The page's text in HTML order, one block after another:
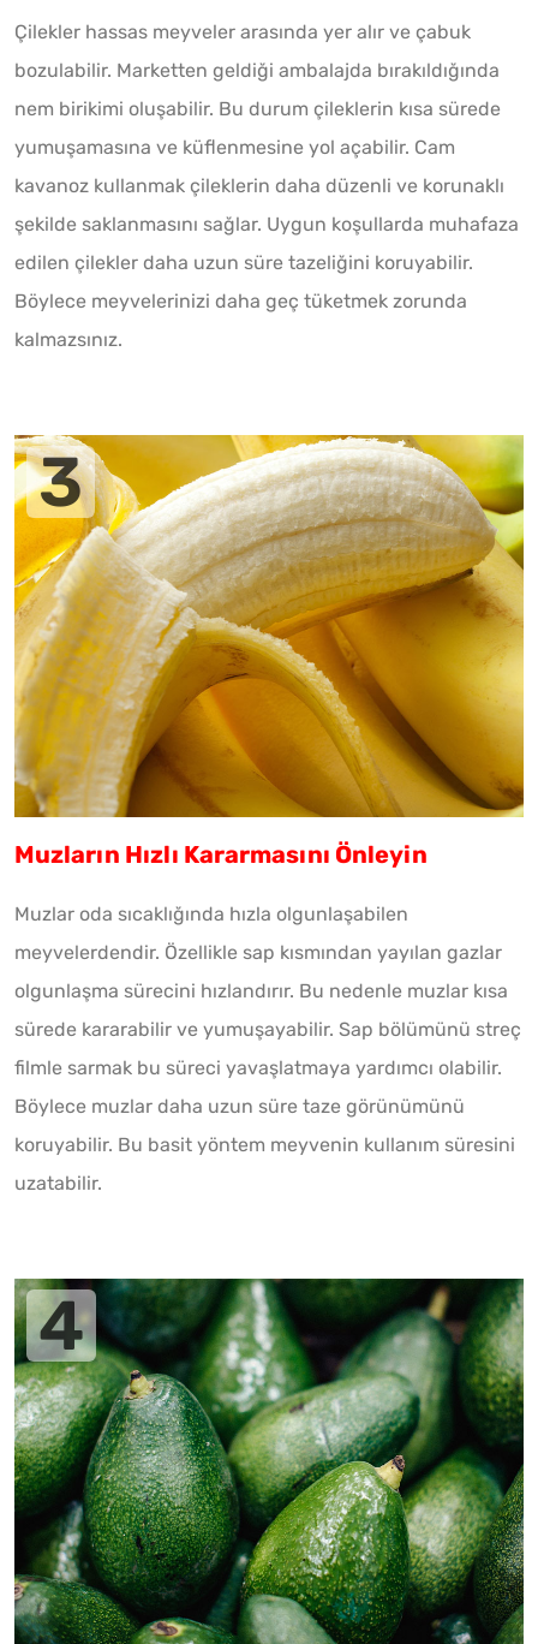
Çilekler hassas meyveler arasında yer alır ve çabuk
bozulabilir. Marketten geldiği ambalajda bırakıldığında
nem birikimi oluşabilir. Bu durum çileklerin kısa sürede
yumuşamasına ve küflenmesine yol açabilir. Cam
kavanoz kullanmak çileklerin daha düzenli ve korunaklı
şekilde saklanmasını sağlar. Uygun koşullarda muhafaza
edilen çilekler daha uzun süre tazeliğini koruyabilir.
Böylece meyvelerinizi daha geç tüketmek zorunda
kalmazsınız.
Muzların Hızlı Kararmasını Önleyin
Muzlar oda sıcaklığında hızla olgunlaşabilen
meyvelerdendir. Özellikle sap kısmından yayılan gazlar
olgunlaşma sürecini hızlandırır. Bu nedenle muzlar kısa
sürede kararabilir ve yumuşayabilir. Sap bölümünü streç
filmle sarmak bu süreci yavaşlatmaya yardımcı olabilir.
Böylece muzlar daha uzun süre taze görünümünü
koruyabilir. Bu basit yöntem meyvenin kullanım süresini
uzatabilir.